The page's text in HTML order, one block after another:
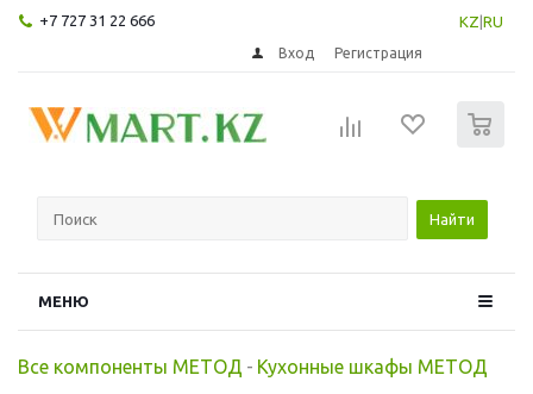
+7 727 31 22 666 KZ RU
Вход Регистрация
Найти
МЕНЮ
Все компоненты МЕТОД - Кухонные шкафы МЕТОД